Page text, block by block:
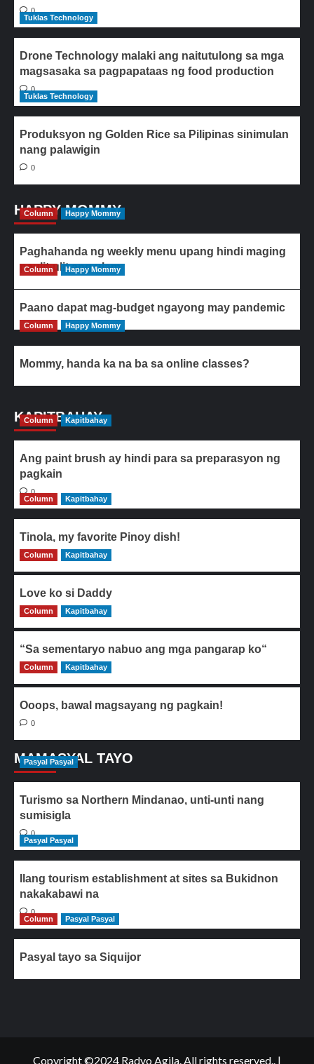
0
Tuklas Technology
Drone Technology malaki ang naitutulong sa mga
magsasaka sa pagpapataas ng food production
0
Tuklas Technology
Produksyon ng Golden Rice sa Pilipinas sinimulan
nang palawigin
0
HAPPY MOMMY
Column Happy Mommy
Paghahanda ng weekly menu upang hindi maging
paulit-ulit ang ulam
Column Happy Mommy
Paano dapat mag-budget ngayong may pandemic
Column Happy Mommy
Mommy, handa ka na ba sa online classes?
KAPITBAHAY
Column Kapitbahay
Ang paint brush ay hindi para sa preparasyon ng
pagkain
0
Column
Kapitbahay
Tinola, my favorite Pinoy dish!
0
Column Kapitbahay
Love ko si Daddy
0
Column Kapitbahay
“Sa sementaryo nabuo ang mga pangarap ko“
0
Column Kapitbahay
Ooops, bawal magsayang ng pagkain!
0
MAMASYAL TAYO
Pasyal Pasyal
Turismo sa Northern Mindanao, unti-unti nang
sumisigla
0
Pasyal Pasyal
Ilang tourism establishment at sites sa Bukidnon
nakakabawi na
0
Column
Pasyal Pasyal
Pasyal tayo sa Siquijor
Copyright ©2024 Radyo Agila. All rights reserved.. |